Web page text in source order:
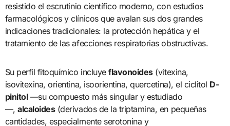
resistido el escrutinio científico moderno, con estudios
farmacológicos y clínicos que avalan sus dos grandes
indicaciones tradicionales: la protección hepática y el
tratamiento de las afecciones respiratorias obstructivas.
Su perfil fitoquímico incluyeflavonoides(vitexina,
isovitexina, orientina, isoorientina, quercetina), el ciclitol D-
pinitol—su compuesto más singular y estudiado
—,alcaloides(derivados de la triptamina, en pequeñas
cantidades, especialmente serotonina y